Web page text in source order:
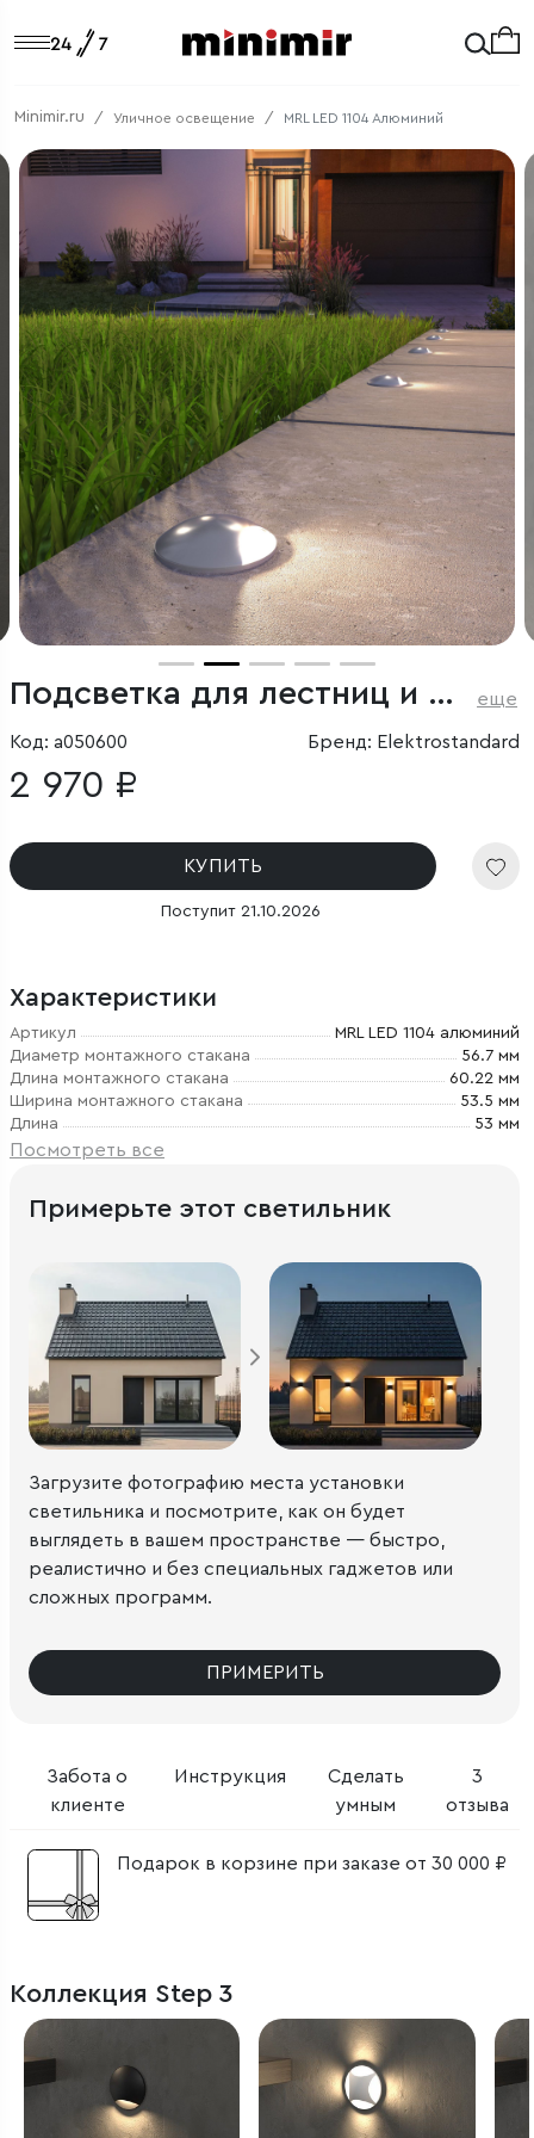
Minimir.ru Уличное освещение MRL LED 1104 Алюминий
Подсветка для лестниц и дорожек алюминий еще
Код: a050600 Бренд: Elektrostandard
2 970 ₽
КУПИТЬ
Поступит 21.10.2026
Характеристики
Артикул
MRL LED 1104 алюминий
Диаметр монтажного стакана
56.7 мм
Длина монтажного стакана
60.22 мм
Ширина монтажного стакана
53.5 мм
Длина
53 мм
Посмотреть все
Забота о
клиенте
Инструкция
Сделать
умным
3
отзыва
Подарок в корзине при заказе от 30 000 ₽
Примерьте этот светильник
Загрузите фотографию места установки
светильника и посмотрите, как он будет
выглядеть в вашем пространстве — быстро,
реалистично и без специальных гаджетов или
сложных программ.
ПРИМЕРИТЬ
Коллекция Step 3